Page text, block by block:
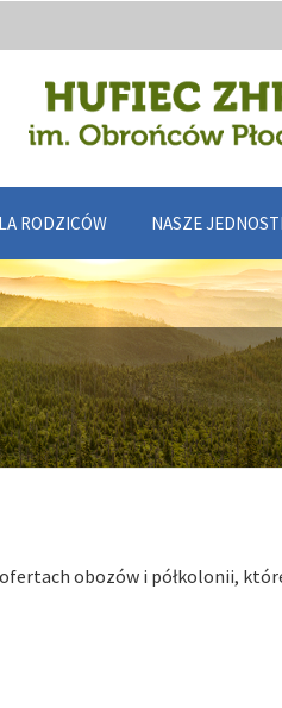
RODZICÓW NASZE
obozów i półkolonii,